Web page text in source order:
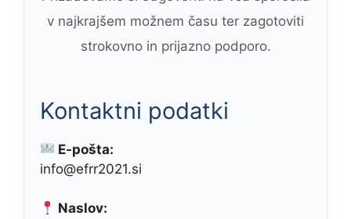
v najkrajšem možnem času ter zagotoviti
strokovno in prijazno podporo.
Kontaktni podatki
E-pošta:
info@efrr2021.si
Naslov: